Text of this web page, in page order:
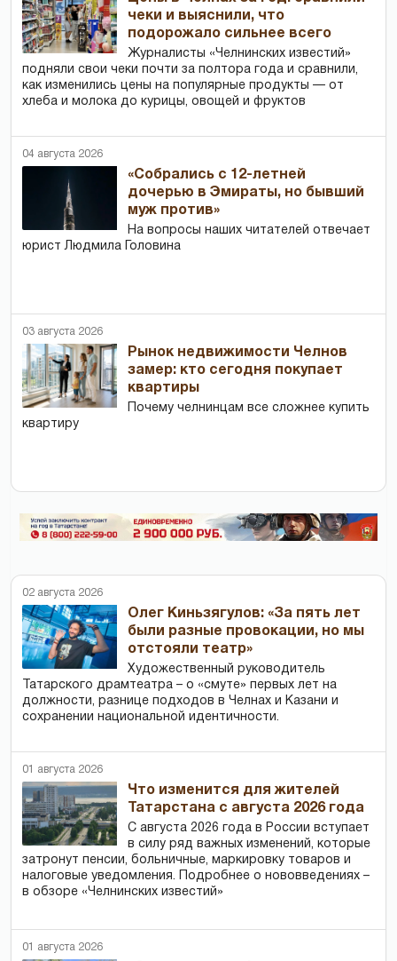
чеки и выяснили, что
подорожало сильнее всего
Журналисты «Челнинских известий»
подняли свои чеки почти за полтора года и сравнили,
как изменились цены на популярные продукты — от
хлеба и молока до курицы, овощей и фруктов
04 августа 2026
«Собрались с 12-летней
дочерью в Эмираты, но бывший
муж против»
На вопросы наших читателей отвечает
юрист Людмила Головина
03 августа 2026
Рынок недвижимости Челнов
замер: кто сегодня покупает
квартиры
Почему челнинцам все сложнее купить
квартиру
02 августа 2026
Олег Киньзягулов: «За пять лет
были разные провокации, но мы
отстояли театр»
Художественный руководитель
Татарского драмтеатра – о «смуте» первых лет на
должности, разнице подходов в Челнах и Казани и
сохранении национальной идентичности.
01 августа 2026
Что изменится для жителей
Татарстана с августа 2026 года
С августа 2026 года в России вступает
в силу ряд важных изменений, которые
затронут пенсии, больничные, маркировку товаров и
налоговые уведомления. Подробнее о нововведениях –
в обзоре «Челнинских известий»
01 августа 2026